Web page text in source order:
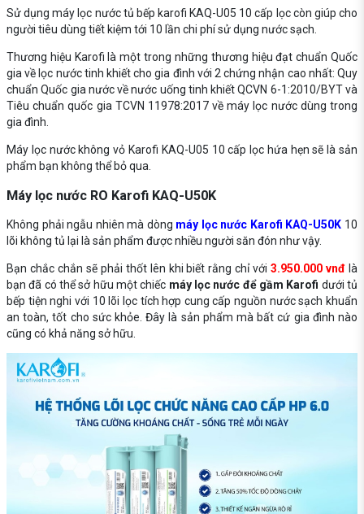
Sử dụng máy lọc nước tủ bếp karofi KAQ-U05 10 cấp lọc còn giúp cho
người tiêu dùng tiết kiệm tới 10 lần chi phí sử dụng nước sạch.
Thương hiệu Karofi là một trong những thương hiệu đạt chuẩn Quốc
gia về lọc nước tinh khiết cho gia đình với 2 chứng nhận cao nhất: Quy
chuẩn Quốc gia nước về nước uống tinh khiết QCVN 6-1:2010/BYT và
Tiêu chuẩn quốc gia TCVN 11978:2017 về máy lọc nước dùng trong
gia đình.
Máy lọc nước không vỏ Karofi KAQ-U05 10 cấp lọc hứa hẹn sẽ là sản
phẩm bạn không thể bỏ qua.
Máy lọc nước RO Karofi KAQ-U50K
Không phải ngẫu nhiên mà dòng máy lọc nước Karofi KAQ-U50K 10
lõi không tủ lại là sản phẩm được nhiều người săn đón như vậy.
Bạn chắc chắn sẽ phải thốt lên khi biết rằng chỉ với3.950.000 vnđ là
bạn đã có thể sở hữu một chiếc máy lọc nước để gầm Karofi dưới tủ
bếp tiện nghi với 10 lõi lọc tích hợp cung cấp nguồn nước sạch khuẩn
an toàn, tốt cho sức khỏe. Đây là sản phẩm mà bất cứ gia đình nào
cũng có khả năng sở hữu.